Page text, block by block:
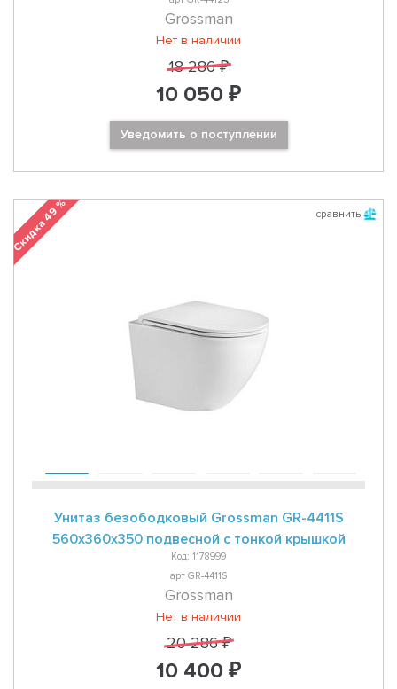
Grossman
Нет в наличии
18 286 ₽
10 050 ₽
Уведомить о поступлении
сравнить
Скидка 49 %
Унитаз безободковый Grossman GR-4411S
560x360x350 подвесной с тонкой крышкой
Код: 1178999
арт GR-4411S
Grossman
Нет в наличии
20 286 ₽
10 400 ₽